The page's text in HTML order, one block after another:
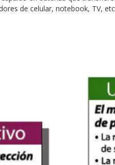
de celular, notebook, TV,